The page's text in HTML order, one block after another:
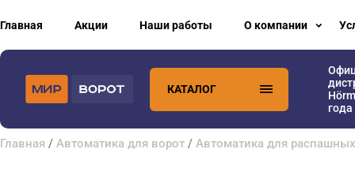
Главная Акции Наши работы О компании
КАТАЛОГ
года
Главная / Автоматика для ворот / Автоматика для